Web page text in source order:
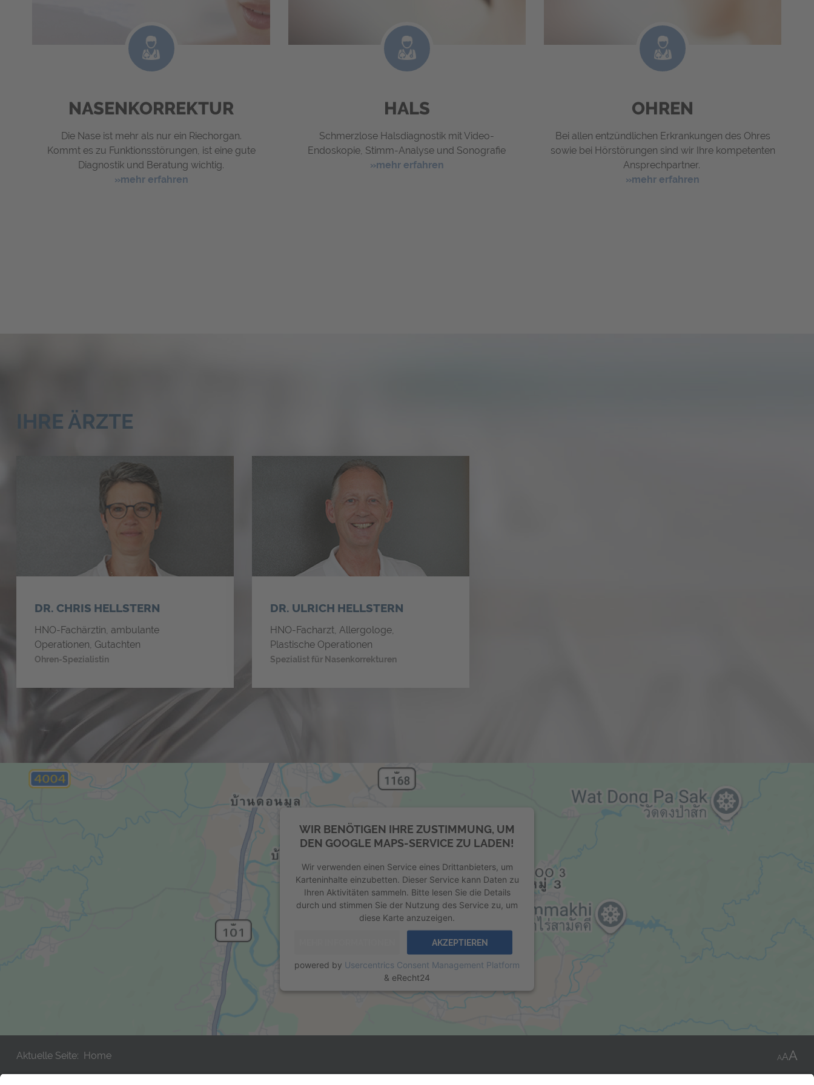
NASENKORREKTUR
Die Nase ist mehr als nur ein Riechorgan.
Kommt es zu Funktionsstörungen, ist eine gute
Diagnostik und Beratung wichtig.
»mehr erfahren
HALS
Schmerzlose Halsdiagnostik mit Video-
Endoskopie, Stimm-Analyse und Sonografie
»mehr erfahren
OHREN
Bei allen entzündlichen Erkrankungen des Ohres
sowie bei Hörstörungen sind wir Ihre kompetenten
Ansprechpartner.
»mehr erfahren
IHRE ÄRZTE
DR. CHRIS HELLSTERN
HNO-Fachärztin, ambulante
Operationen, Gutachten
Ohren-Spezialistin
DR. ULRICH HELLSTERN
HNO-Facharzt, Allergologe,
Plastische Operationen
Spezialist für Nasenkorrekturen
WIR BENÖTIGEN IHRE ZUSTIMMUNG, UM
DEN GOOGLE MAPS-SERVICE ZU LADEN!
Wir verwenden einen Service eines Drittanbieters, um
Karteninhalte einzubetten. Dieser Service kann Daten zu
Ihren Aktivitäten sammeln. Bitte lesen Sie die Details
durch und stimmen Sie der Nutzung des Service zu, um
diese Karte anzuzeigen.
AKZEPTIEREN
powered by Usercentrics Consent Management Platform
& eRecht24
AAA
Aktuelle Seite: Home